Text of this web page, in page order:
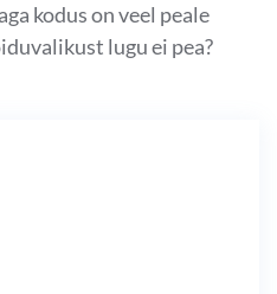
kodus on veel peale
lugu ei pea?